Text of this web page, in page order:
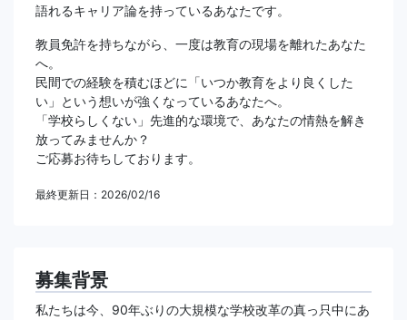
語れるキャリア論を持っているあなたです。
教員免許を持ちながら、一度は教育の現場を離れたあなた
へ。
民間での経験を積むほどに「いつか教育をより良くした
い」という想いが強くなっているあなたへ。
「学校らしくない」先進的な環境で、あなたの情熱を解き
放ってみませんか？
ご応募お待ちしております。
最終更新日：2026/02/16
募集背景
私たちは今、90年ぶりの大規模な学校改革の真っ只中にあ